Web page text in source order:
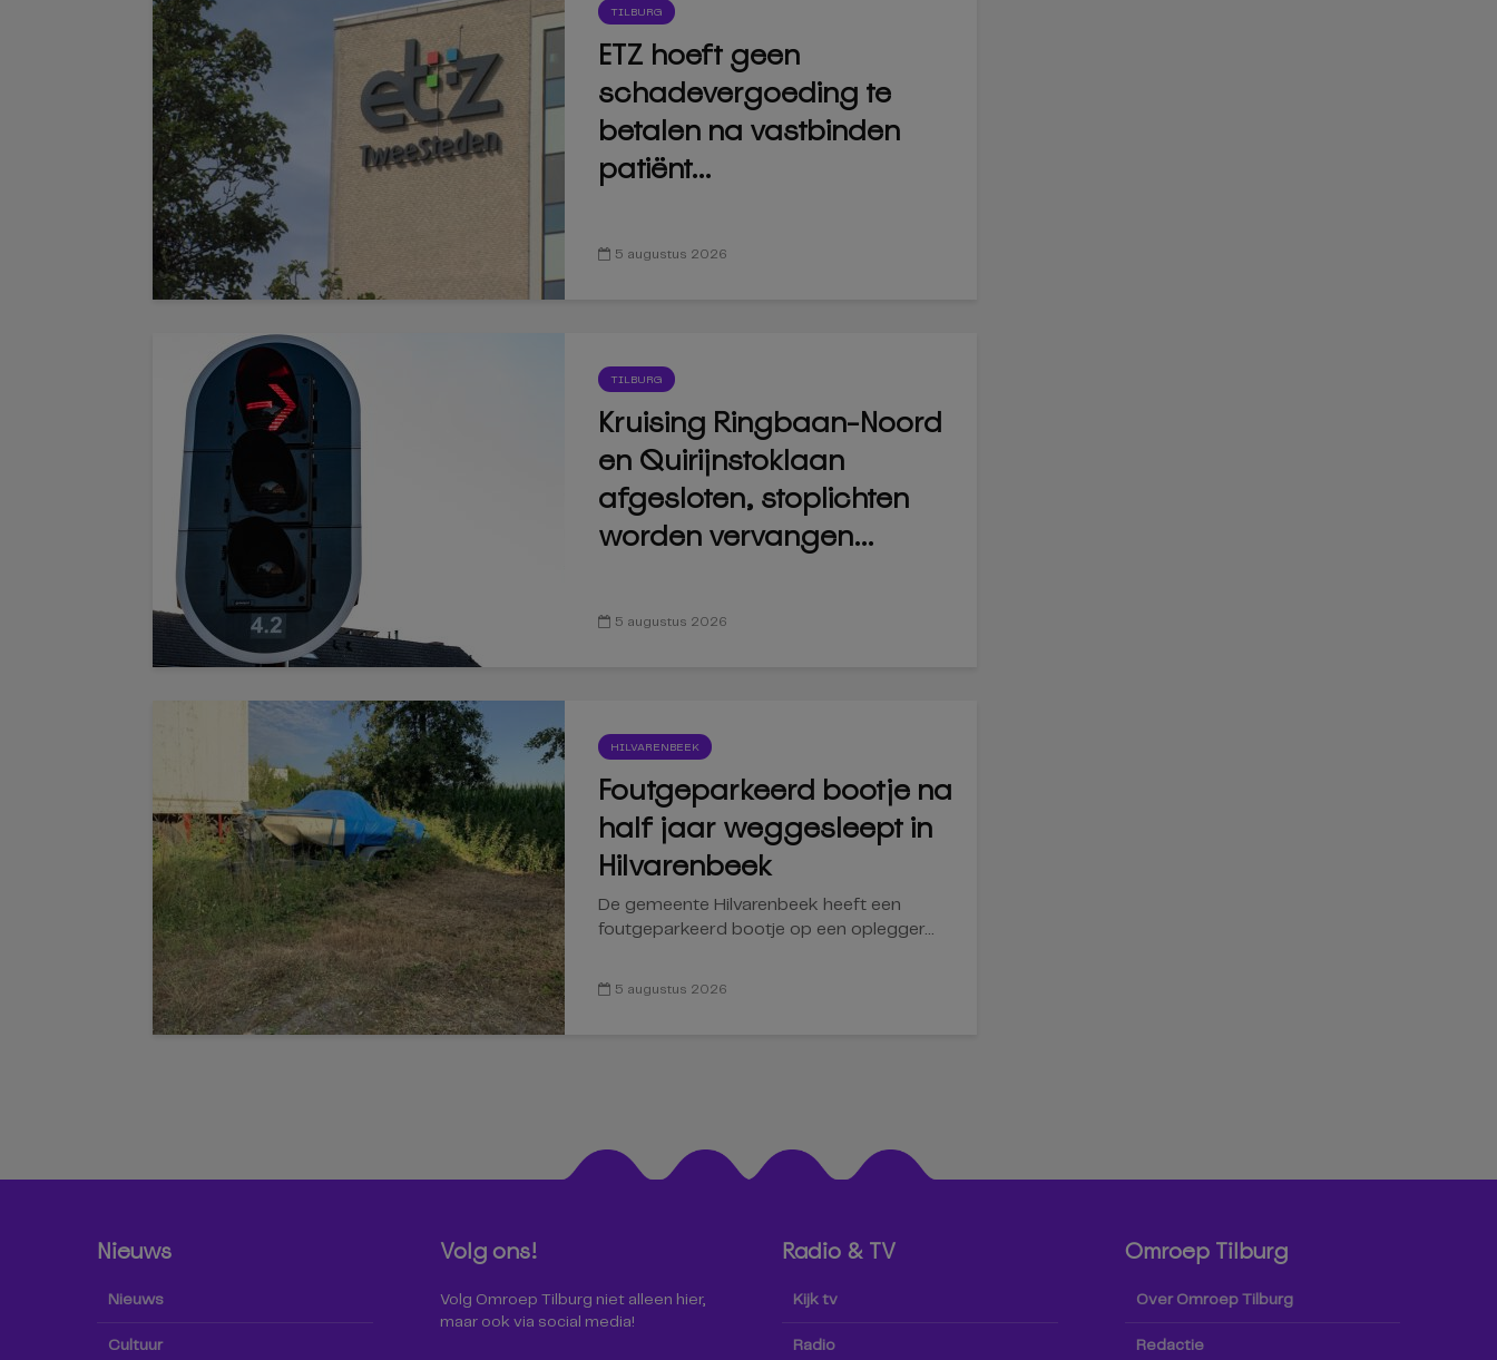
TILBURG
ETZ hoeft geen
schadevergoeding te
betalen na vastbinden
patiënt...
5 augustus 2026
TILBURG
Kruising Ringbaan-Noord
en Quirijnstoklaan
afgesloten, stoplichten
worden vervangen...
5 augustus 2026
HILVARENBEEK
Foutgeparkeerd bootje na
half jaar weggesleept in
Hilvarenbeek
De gemeente Hilvarenbeek heeft een
foutgeparkeerd bootje op een oplegger...
5 augustus 2026
Nieuws
Nieuws
Cultuur
Volg ons!
Volg Omroep Tilburg niet alleen hier,
maar ook via social media!
Radio & TV
Kijk tv
Radio
Omroep Tilburg
Over Omroep Tilburg
Redactie